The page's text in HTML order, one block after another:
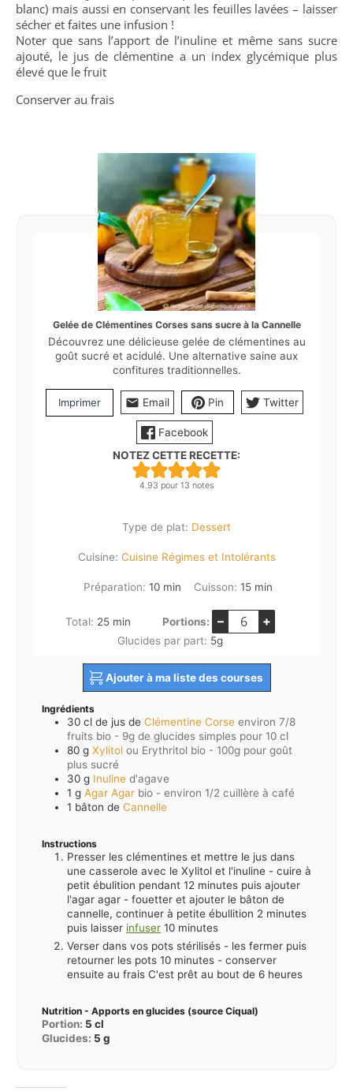
blanc) mais aussi en conservant les feuilles lavées – laisser
sécher et faites une infusion !
Noter que sans l’apport de l’inuline et même sans sucre
ajouté, le jus de clémentine a un index glycémique plus
élevé que le fruit
Conserver au frais
Gelée de Clémentines Corses sans sucre à la Cannelle
Découvrez une délicieuse gelée de clémentines au
goût sucré et acidulé. Une alternative saine aux
confitures traditionnelles.
Imprimer Email Pin Twitter
Facebook
NOTEZ CETTE RECETTE:
4.93 pour 13 notes
Type de plat: Dessert
Cuisine: Cuisine Régimes et Intolérants
Préparation: 10minutes
min Cuisson: 15minutes
min
Total: 25minutes
min Portions: – +
Glucides par part: 5g
Ajouter à ma liste des courses
Ingrédients
30 cl de jus de Clémentine Corse environ 7/8
fruits bio - 9g de glucides simples pour 10 cl
80 g Xylitol ou Erythritol bio - 100g pour goût
plus sucré
30 g Inuline d'agave
1 g Agar Agar bio - environ 1/2 cuillère à café
1 bâton de Cannelle
Instructions
Presser les clémentines et mettre le jus dans
une casserole avec le Xylitol et l'inuline - cuire à
petit ébulition pendant 12 minutes puis ajouter
l'agar agar - fouetter et ajouter le bâton de
cannelle, continuer à petite ébullition 2 minutes
puis laisser infuser 10 minutes
Verser dans vos pots stérilisés - les fermer puis
retourner les pots 10 minutes - conserver
ensuite au frais C'est prêt au bout de 6 heures
Nutrition - Apports en glucides (source Ciqual)
Portion: 5 cl
Glucides: 5 g